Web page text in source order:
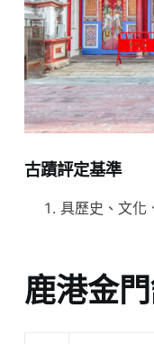
古蹟評定基準
具歷史、文化
鹿港金